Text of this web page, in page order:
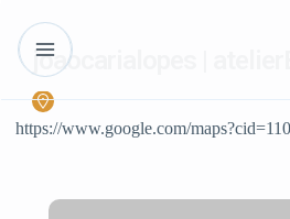
joaocarialopes |
https://www.google.com/